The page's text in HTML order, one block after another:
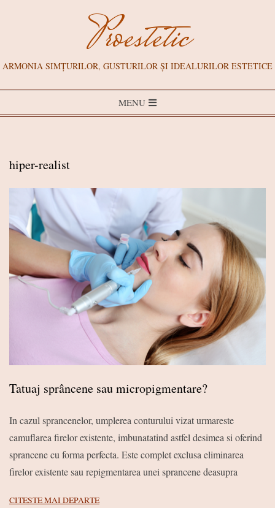
Proestetic
ARMONIA SIMȚURILOR, GUSTURILOR ȘI IDEALURILOR ESTETICE
Navigation
MENU
hiper-realist
Tatuaj sprâncene sau micropigmentare?
02-
21
In cazul sprancenelor, umplerea conturului vizat urmareste
camuflarea firelor existente, imbunatatind astfel desimea si oferind
sprancene cu forma perfecta. Este complet exclusa eliminarea
firelor existente sau repigmentarea unei sprancene deasupra
CITESTE MAI DEPARTE